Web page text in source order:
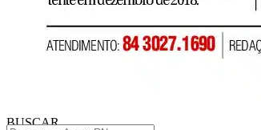
BUSCAR